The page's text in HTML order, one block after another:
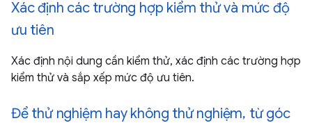
Xác định các trường hợp kiểm thử và mức độ
ưu tiên
Xác định nội dung cần kiểm thử, xác định các trường hợp
kiểm thử và sắp xếp mức độ ưu tiên.
Để thử nghiệm hay không thử nghiệm, từ góc